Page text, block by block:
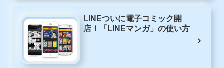
LINEついに電子コミック開
店！「LINEマンガ」の使い方